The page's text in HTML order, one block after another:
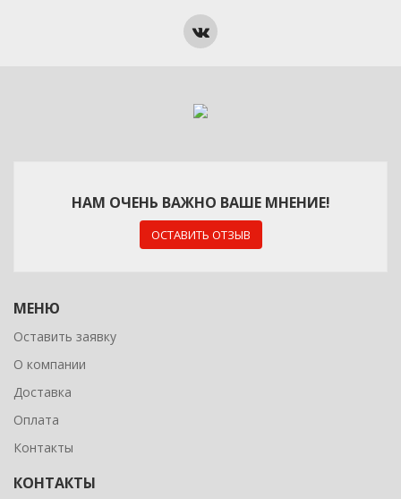
НАМ ОЧЕНЬ ВАЖНО ВАШЕ МНЕНИЕ!
ОСТАВИТЬ ОТЗЫВ
МЕНЮ
Оставить заявку
О компании
Доставка
Оплата
Контакты
КОНТАКТЫ